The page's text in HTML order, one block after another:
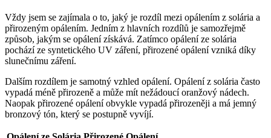
Vždy jsem se zajímala o to, jaký je rozdíl mezi opálením z solária a
přirozeným opálením. Jedním z hlavních rozdílů je samozřejmě
způsob, jakým se opálení získává. Zatímco opálení ze solária
pochází ze syntetického UV záření, přirozené opálení vzniká díky
slunečnímu záření.
Dalším rozdílem je samotný vzhled opálení. Opálení z solária často
vypadá méně přirozeně a může mít nežádoucí oranžový nádech.
Naopak přirozené opálení obvykle vypadá přirozeněji a má jemný
bronzový tón, který se postupně vyvíjí.